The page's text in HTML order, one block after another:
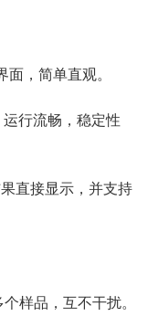
，简单直观。
行流畅，稳定性
直接显示，并支持
样品，互不干扰。